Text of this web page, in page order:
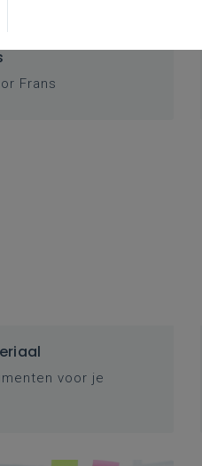
Frans
voor je